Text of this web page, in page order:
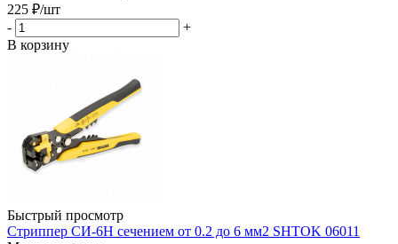
225 ₽/шт
-
+
В корзину
Быстрый просмотр
Стриппер СИ-6Н сечением от 0.2 до 6 мм2 SHTOK 06011